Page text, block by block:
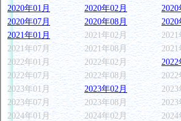
2020年01月
2020年02月
2020
2020年07月
2020年08月
2021年01月
2021年02月
2021年07月
2021年08月
2022年01月
2022年02月
2022
2022年07月
2022年08月
2023年01月
2023年02月
2023年07月
2023年08月
2024年01月
2024年02月
2024